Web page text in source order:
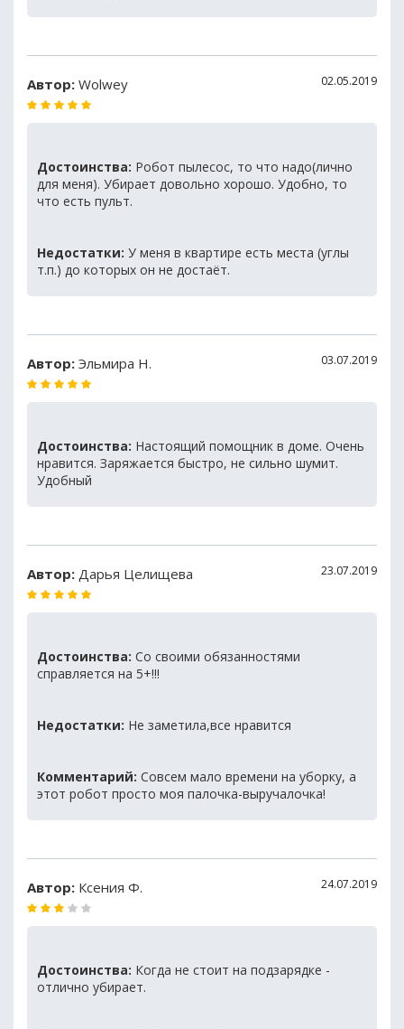
Автор: Wolwey 02.05.2019
Достоинства: Робот пылесос, то что надо(лично
для меня). Убирает довольно хорошо. Удобно, то
что есть пульт.
Недостатки: У меня в квартире есть места (углы
т.п.) до которых он не достаёт.
Автор: Эльмира Н. 03.07.2019
Достоинства: Настоящий помощник в доме. Очень
нравится. Заряжается быстро, не сильно шумит.
Удобный
Автор: Дарья Целищева 23.07.2019
Достоинства: Со своими обязанностями
справляется на 5+!!!
Недостатки: Не заметила,все нравится
Комментарий: Совсем мало времени на уборку, а
этот робот просто моя палочка-выручалочка!
Автор: Ксения Ф. 24.07.2019
Достоинства: Когда не стоит на подзарядке -
отлично убирает.